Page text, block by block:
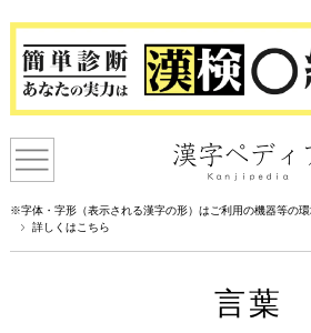
※字体・字形（表示される漢字の形）はご利用の機器等の環
詳しくはこちら
言葉